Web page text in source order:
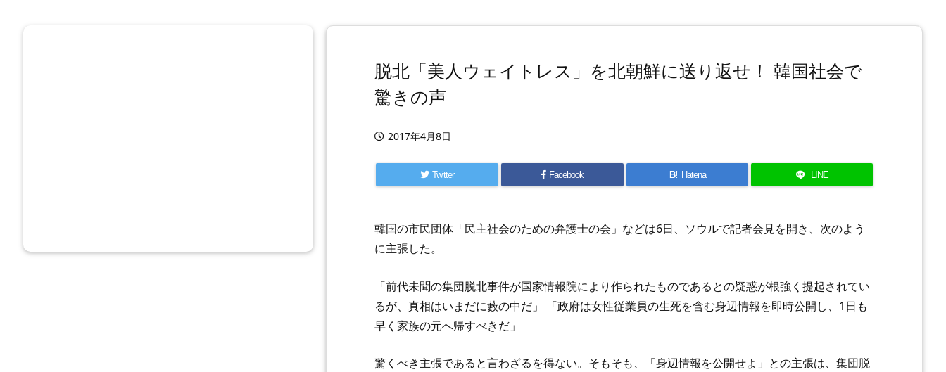
脱北「美人ウェイトレス」を北朝鮮に送り返せ！ 韓国社会で
驚きの声
2017年4月8日
Twitter Facebook B! Hatena LINE
韓国の市民団体「民主社会のための弁護士の会」などは6日、ソウルで記者会見を開き、次のよう
に主張した。
「前代未聞の集団脱北事件が国家情報院により作られたものであるとの疑惑が根強く提起されてい
るが、真相はいまだに藪の中だ」 「政府は女性従業員の生死を含む身辺情報を即時公開し、1日も
早く家族の元へ帰すべきだ」
驚くべき主張であると言わざるを得ない。そもそも、「身辺情報を公開せよ」との主張は、集団脱